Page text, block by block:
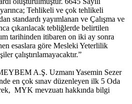
Tehlikeli ve çok tehlikeli
standardı yayımlanan ve Çalışma ve
çıkarılacak tebliğlerde belirtilen
tarihinden itibaren on iki ay sonra
esaslara göre Mesleki Yeterlilik
çalıştırılamayacaktır.”
A.Ş. Uzmanı Yasemin Sezer
en çok sınav düzenleyen ilk 5 Oda
MYK mevzuatı hakkında bilgi